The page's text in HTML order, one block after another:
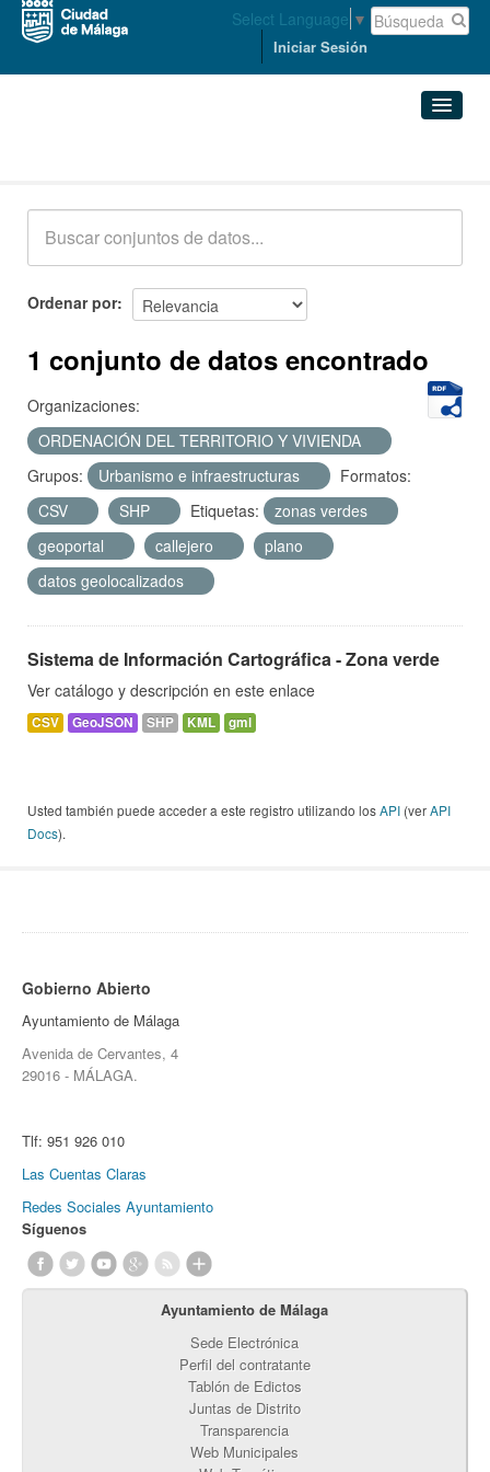
Select Language ▼
Iniciar Sesión
Acerca de
Ordenar por
1 conjunto de datos encontrado
Organizaciones:
ORDENACIÓN DEL TERRITORIO Y VIVIENDA
Grupos:
Urbanismo e infraestructuras
Formatos:
CSV
SHP Etiquetas:
zonas verdes
geoportal
callejero
plano
datos geolocalizados
Sistema de Información Cartográfica - Zona verde
Ver catálogo y descripción en este enlace
CSV GeoJSON SHP KML gml
Usted también puede acceder a este registro utilizando losAPI (verAPI
Docs).
Gobierno Abierto
Ayuntamiento de Málaga
Avenida de Cervantes, 4
29016 - MÁLAGA.
Tlf: 951 926 010
Las Cuentas Claras
Redes Sociales Ayuntamiento
Síguenos
Ayuntamiento de Málaga
Sede Electrónica
Perfil del contratante
Tablón de Edictos
Juntas de Distrito
Transparencia
Web Municipales